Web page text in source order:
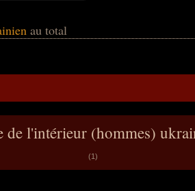
au total
de l'intérieur (hommes)
(1)